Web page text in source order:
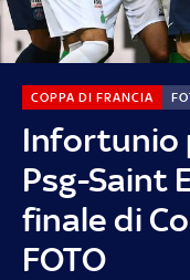
Infortunio
Psg-Saint
finale di
FOTO
COPPA DI FRANCIA